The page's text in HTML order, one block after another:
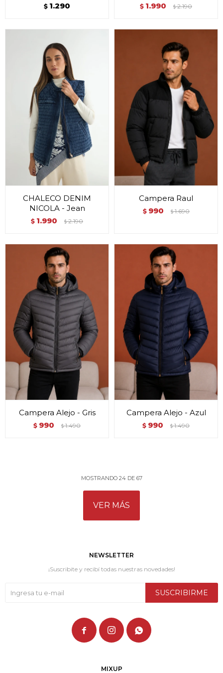
$ 1.290 $ 1.990 $ 2.190
CHALECO DENIM
NICOLA - Jean
$ 1.990 $ 2.190
Campera Raul
$ 990 $ 1.690
Campera Alejo - Gris
$ 990 $ 1.490
Campera Alejo - Azul
$ 990 $ 1.490
MOSTRANDO 24DE 67
VER MÁS
MIXUP
NEWSLETTER
¡Suscribite y recibí todas nuestras novedades!
SUSCRIBIRME
  